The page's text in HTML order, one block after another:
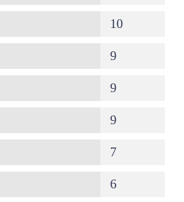
10
9
9
9
7
6